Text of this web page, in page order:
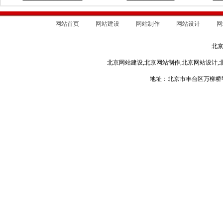
网站首页 网站建设 网站制作 网站设计
北
北京网站建设,北京网站制作,北京网站设计,
地址：北京市丰台区万柳桥